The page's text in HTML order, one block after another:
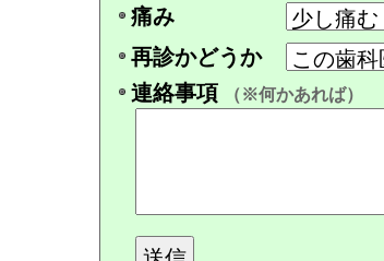
痛み
再診かどうか
連絡事項
（※何かあれば）